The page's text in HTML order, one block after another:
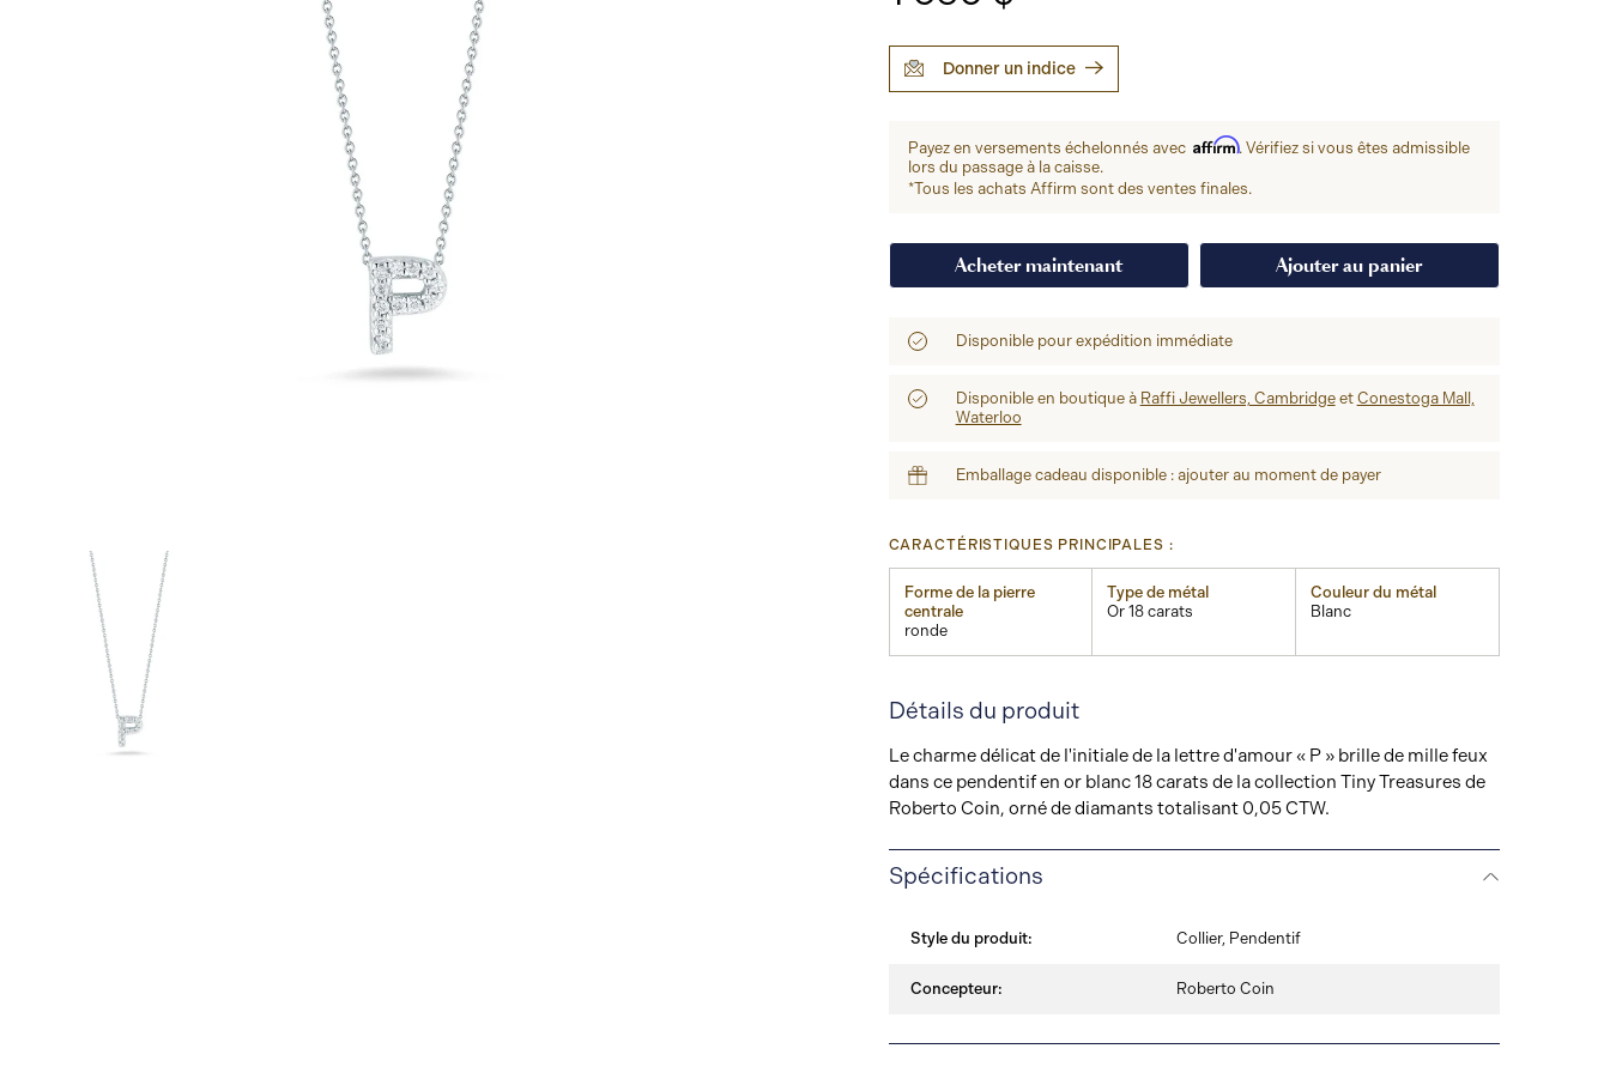
Donner un indice
Payez en versements échelonnés avec Affirm. Vérifiez si vous êtes admissible
lors du passage à la caisse.
*Tous les achats Affirm sont des ventes finales.
Acheter maintenant Ajouter au panier
Disponible pour expédition immédiate
Disponible en boutique à Raffi Jewellers, Cambridgeet Conestoga Mall,
Waterloo
Emballage cadeau disponible : ajouter au moment de payer
CARACTÉRISTIQUES PRINCIPALES :
Forme de la pierre
centrale
ronde
Type de métal
Or 18 carats
Couleur du métal
Blanc
Détails du produit
Le charme délicat de l'initiale de la lettre d'amour « P » brille de mille feux
dans ce pendentif en or blanc 18 carats de la collection Tiny Treasures de
Roberto Coin, orné de diamants totalisant 0,05 CTW.
Spécifications
Style du produit: Collier, Pendentif
Concepteur: Roberto Coin